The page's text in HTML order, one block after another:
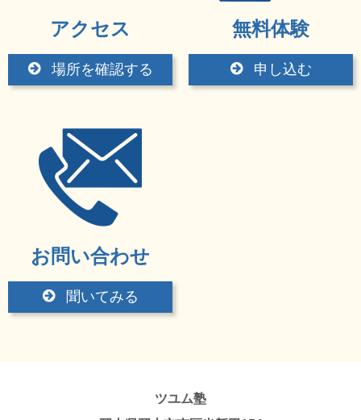
アクセス
場所を確認する
無料体験
申し込む
お問い合わせ
聞いてみる
ツユム塾